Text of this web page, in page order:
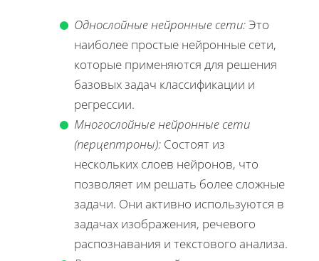
Однослойные нейронные сети:Это
наиболее простые нейронные сети,
которые применяются для решения
базовых задач классификации и
регрессии.
Многослойные нейронные сети
(перцептроны): Состоят из
нескольких слоев нейронов, что
позволяет им решать более сложные
задачи. Они активно используются в
задачах изображения, речевого
распознавания и текстового анализа.